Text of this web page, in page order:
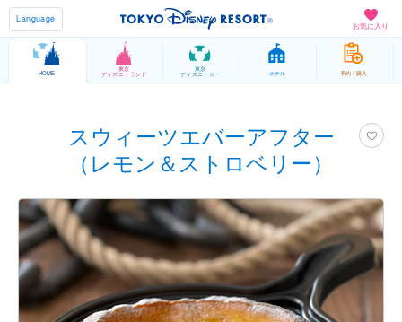
お気に入り
Language
HOME
東京
ディズニーランド
東京
ディズニーシー ホテル 予約 / 購入
スウィーツエバーアフター
（レモン＆ストロベリー）